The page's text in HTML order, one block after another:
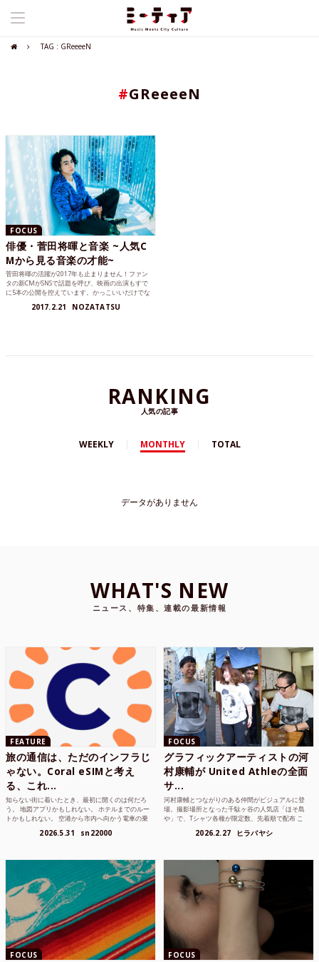
TAG : GReeeeN
#GReeeeN
FOCUS
俳優・菅田将暉と音楽 ~人気C
Mから見る音楽の才能~
菅田将暉の活躍が2017年も止まりません！ファン
タの新CMがSNSで話題を呼び、映画の出演もすで
に5本の公開を控えています。かっこいいだけでな
楽面での活躍も見せていることをご存知でしょう
2017.2.21 NOZATATSU
RANKING
人気の記事
WEEKLY MONTHLY TOTAL
データがありません
WHAT'S NEW
ニュース、特集、連載の最新情報
FEATURE
旅の通信は、ただのインフラじ
ゃない。Coral eSIMと考え
る、これ...
知らない街に着いたとき、最初に開くのは何だろ
う。 地図アプリかもしれない。 ホテルまでのルー
トかもしれない。 空港から市内へ向かう電車の乗
2026.5.31 sn22000
FOCUS
グラフィックアーティストの河
村康輔が United Athleの全面
サ...
河村康輔とつながりのある仲間がビジュアルに登
場。撮影場所となった千駄ヶ谷の人気店「ほそ島
や」で、Tシャツ各種が限定数、先着順で配布 こ
2026.2.27 ヒラバヤシ
FOCUS FOCUS